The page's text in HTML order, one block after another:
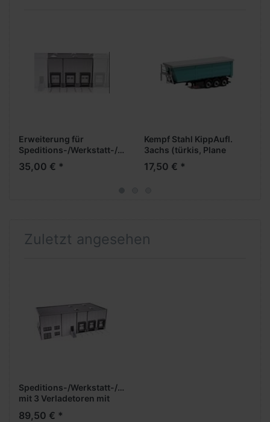
Erweiterung für
Speditions-/Werkstatt-/Gewerbehalle
mit 3 Verladetoren --
Bausatz -- (LxB 150 x 150
35,00 € *
Kempf Stahl KippAufl.
3achs (türkis, Plane
hellgrau, Felgen
chrom/schwarz)
17,50 € *
Zuletzt angesehen
Speditions-/Werkstatt-/Gewerbehalle
mit 3 Verladetoren mit
89,50 € *